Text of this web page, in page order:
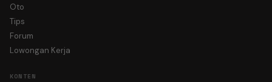
Oto
Tips
Forum
Lowongan Kerja
KONTEN